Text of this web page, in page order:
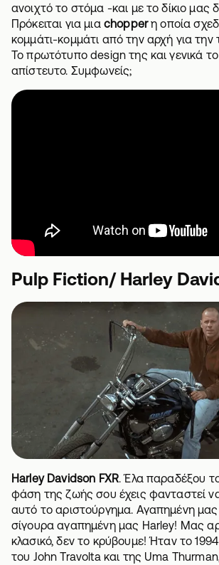
ανοιχτό το στόμα -και με το δίκιο μας
Πρόκειται για μια chopperη οποία
κομμάτι-κομμάτι από την αρχή για την
Το πρωτότυπο design της και γενικά το
απίστευτο. Συμφωνείς;
Pulp Fiction/ Harley
Harley Davidson FXR. Έλα παραδέξου
φάση της ζωής σου έχεις φανταστεί
αυτό το αριστούργημα. Αγαπημένη μας
σίγουρα αγαπημένη μας Harley! Μας
κλασικό, δεν το κρύβουμε! Ήταν το
του John Travolta και της Uma